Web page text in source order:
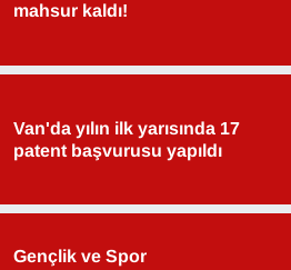
mahsur kaldı!
Van'da yılın ilk yarısında 17
patent başvurusu yapıldı
Gençlik ve Spor